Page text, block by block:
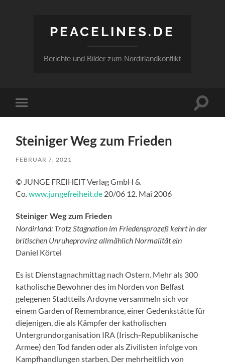
PEACELINES.DE
Berichte und Bilder zum Nordirlandkonflikt
Mobile-
Menü
Steiniger Weg zum Frieden
FEBRUAR 7, 2021
© JUNGE FREIHEIT Verlag GmbH &
Co.www.jungefreiheit.de 20/06 12. Mai 2006
Steiniger Weg zum Frieden
Nordirland: Trotz Stagnation im Friedensprozeß kehrt in der
britischen Unruheprovinz allmählich Normalität ein
Daniel Körtel
Es ist Dienstagnachmittag nach Ostern. Mehr als 300
katholische Bewohner des im Norden von Belfast
gelegenen Stadtteils Ardoyne versammeln sich vor
einem Garden of Remembrance, einer Gedenkstätte für
diejenigen, die als Kämpfer der katholischen
Untergrundorganisation IRA (Irisch-Republikanische
Armee) den Tod fanden oder als Zivilisten infolge von
Kampfhandlungen starben. Der mehrheitlich von